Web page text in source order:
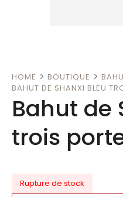
HOME BOUTIQUE
BAHUT DE SHANXI BLEU
Bahut de
trois
Rupture de stock